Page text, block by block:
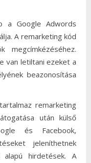
a Google Adwords
A remarketing kód
megcímkézéséhez.
van letiltani ezeket a
beazonosítása
remarketing
után külső
és Facebook,
jeleníthetnek
hirdetések. A